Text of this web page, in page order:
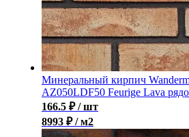
Минеральный кирпич
AZ050LDF50 Feurige Lava
166.5 ₽ / шт
8993 ₽ / м2